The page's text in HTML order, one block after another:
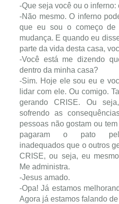
-Que seja você ou o inferno:
-Não mesmo. O inferno
que eu sou o começo de
mudança. E quando eu
parte da vida desta casa,
-Você está me dizendo
dentro da minha casa?
-Sim. Hoje ele sou eu e
lidar com ele. Ou comigo.
gerando CRISE. Ou
sofrendo as
pessoas não gostam ou
pagaram o pato
inadequados que o outros
CRISE, ou seja, eu
Me administra.
-Jesus amado.
-Opa! Já estamos
Agora já estamos falando